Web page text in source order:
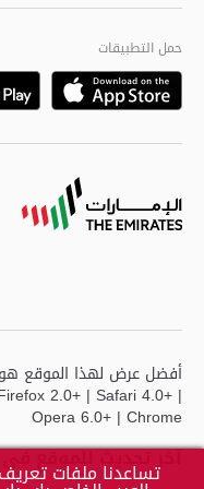
مراكز خدمة أبوظبى
حمل التطبيقات
Google
برعاية
2.0+ | Safari 4.0+ |
Opera 6.0+ | Chrome
آخر تحديث للموقع في- تساعدنا ملفات